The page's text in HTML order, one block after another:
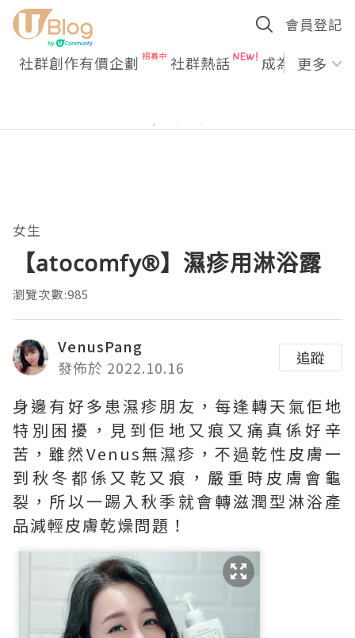
會員登記
社群創作有價企劃 社群熱話 成為U更多
女生
【atocomfy®️】濕疹用淋浴露
瀏覽次數:985
VenusPang
發佈於 2022.10.16
追蹤
身邊有好多患濕疹朋友，每逢轉天氣佢地
特別困擾，見到佢地又痕又痛真係好辛
苦，雖然Venus無濕疹，不過乾性皮膚一
到秋冬都係又乾又痕，嚴重時皮膚會龜
裂，所以一踢入秋季就會轉滋潤型淋浴產
品減輕皮膚乾燥問題！